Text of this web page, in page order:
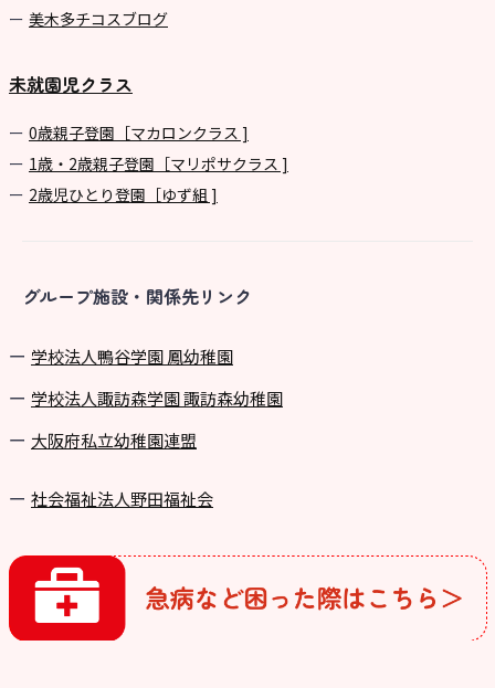
美⽊多チコスブログ
未就園児クラス
0歳親子登園［マカロンクラス ]
1歳・2歳親子登園［マリポサクラス ]
2歳児ひとり登園［ゆず組 ]
グループ施設・関係先リンク
学校法⼈鴨⾕学園 鳳幼稚園
学校法⼈諏訪森学園 諏訪森幼稚園
⼤阪府私⽴幼稚園連盟
社会福祉法人野田福祉会